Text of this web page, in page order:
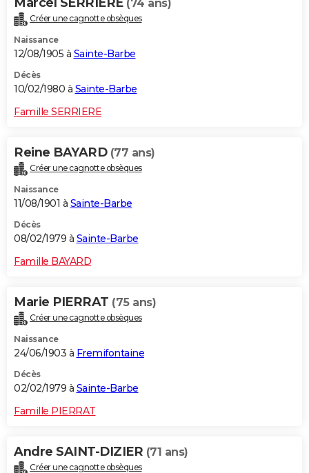
(74 ans)
Créer une cagnotte obsèques
Naissance
12/08/1905 à Sainte-Barbe
Décès
10/02/1980 à Sainte-Barbe
Famille SERRIERE
Reine BAYARD (77 ans)
Créer une cagnotte obsèques
Naissance
11/08/1901 à Sainte-Barbe
Décès
08/02/1979 à Sainte-Barbe
Famille BAYARD
Marie PIERRAT (75 ans)
Créer une cagnotte obsèques
Naissance
24/06/1903 à Fremifontaine
Décès
02/02/1979 à Sainte-Barbe
Famille PIERRAT
Andre SAINT-DIZIER (71 ans)
Créer une cagnotte obsèques